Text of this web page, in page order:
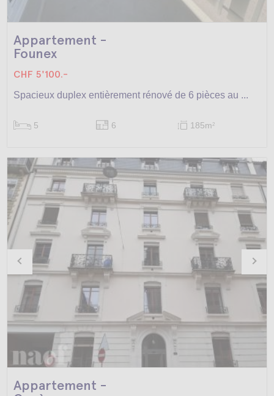
Appartement -
Founex
CHF 5'100.-
Spacieux duplex entièrement rénové de 6 pièces au ...
5 6 185m2
Appartement -